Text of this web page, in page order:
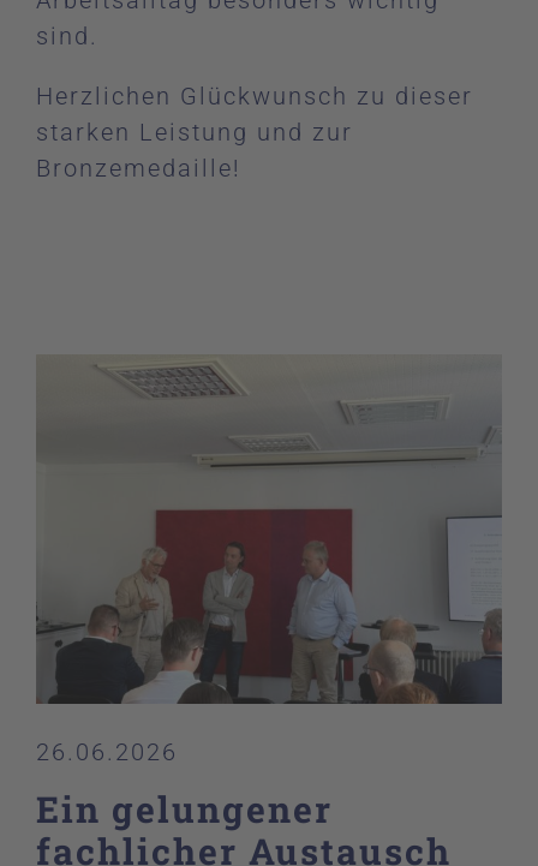
sind.
Herzlichen Glückwunsch zu dieser
starken Leistung und zur
Bronzemedaille!
26.06.2026
Ein gelungener
fachlicher Austausch